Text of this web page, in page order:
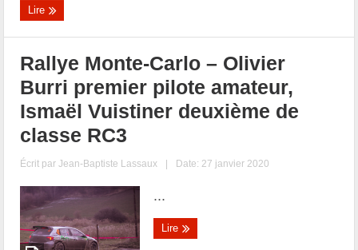
Lire
Rallye Monte-Carlo – Olivier
Burri premier pilote amateur,
Ismaël Vuistiner deuxième de
classe RC3
Écrit parJean-Baptiste Lassaux | Date: 27 janvier 2020
...
Lire